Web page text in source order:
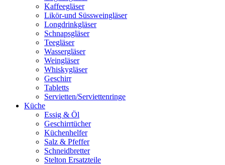
Kaffeegläser
Likör-und Süssweingläser
Longdrinkgläser
Schnapsgläser
Teegläser
Wassergläser
Weingläser
Whiskygläser
Geschirr
Tabletts
Servietten/Serviettenringe
Küche
Essig & Öl
Geschirrtücher
Küchenhelfer
Salz & Pfeffer
Schneidbretter
Stelton Ersatzteile